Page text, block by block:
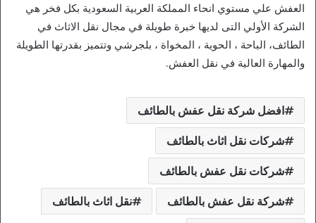
العفش علي مستوي انحاء المملكة العربية السعودية بكل فخر هي
الشركة الأولي التى لديها خبرة طويلة في مجال نقل الاثاث في
الطائف، الباحة ، الحوية ، المخواة ، بلجرشي وتتميز بقدرتها الطويلة
والمهارة العالية في نقل العفش.
افضل شركة نقل عفش بالطائف
شركات نقل اثاث بالطائف
شركات نقل عفش بالطائف
شركة نقل عفش بالطائف نقل اثاث بالطائف